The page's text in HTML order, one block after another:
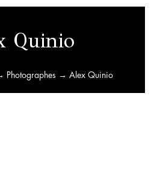
Quinio
Photographes → Alex Quinio